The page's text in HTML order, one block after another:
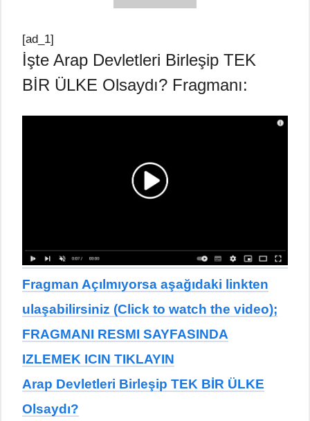
[ad_1]
İşte Arap Devletleri Birleşip TEK
BİR ÜLKE Olsaydı? Fragmanı:
Fragman Açılmıyorsa aşağıdaki linkten
ulaşabilirsiniz (Click to watch the video);
FRAGMANI RESMI SAYFASINDA
IZLEMEK ICIN TIKLAYIN
Arap Devletleri Birleşip TEK BİR ÜLKE
Olsaydı?